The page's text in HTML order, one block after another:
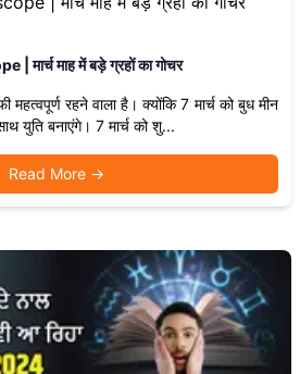
माह में बड़े ग्रहों का गोचर
महत्वपूर्ण रहने वाला है। क्योंकि 7 मार्च को बुध मीन
युति बनाएंगे। 7 मार्च को शु...
Read More →